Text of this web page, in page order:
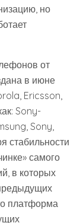
но
от
в июне
Ericsson,
Sony-
Sony,
стабильности
самого
в которых
платформа